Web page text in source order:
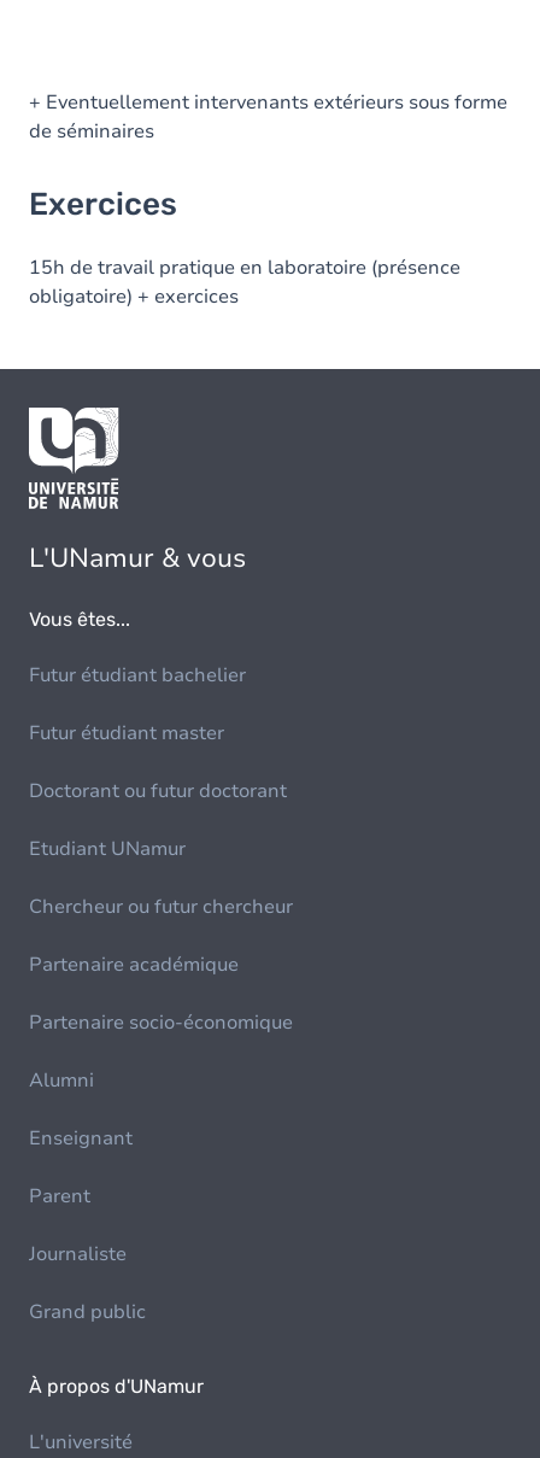
+ Eventuellement intervenants extérieurs sous forme
de séminaires
Exercices
15h de travail pratique en laboratoire (présence
obligatoire) + exercices
L'UNamur & vous
Vous êtes...
Futur étudiant bachelier
Futur étudiant master
Doctorant ou futur doctorant
Etudiant UNamur
Chercheur ou futur chercheur
Partenaire académique
Partenaire socio-économique
Alumni
Enseignant
Parent
Journaliste
Grand public
À propos d'UNamur
L'université